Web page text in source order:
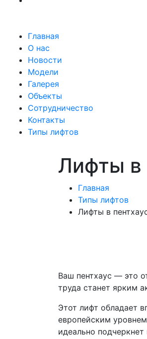
Главная
О нас
Новости
Модели
Галерея
Объекты
Сотрудничество
Контакты
Типы лифтов
Лифты в
Главная
Типы лифтов
Лифты в
Ваш пентхаус — это
труда станет ярким
Этот лифт обладает
европейским
идеально